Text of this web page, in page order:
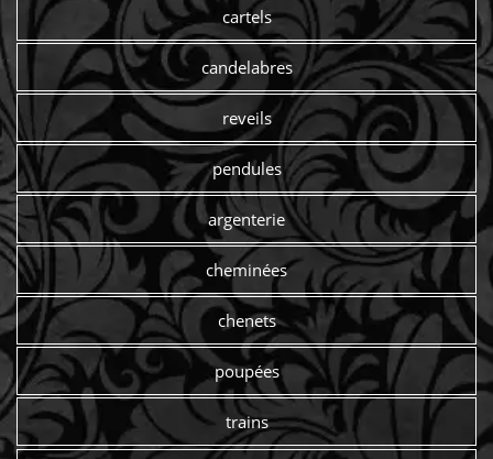
cartels
candelabres
reveils
pendules
argenterie
cheminées
chenets
poupées
trains